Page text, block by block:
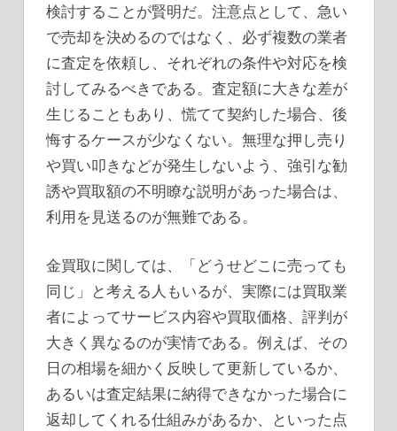
検討することが賢明だ。注意点として、急い
で売却を決めるのではなく、必ず複数の業者
に査定を依頼し、それぞれの条件や対応を検
討してみるべきである。査定額に大きな差が
生じることもあり、慌てて契約した場合、後
悔するケースが少なくない。無理な押し売り
や買い叩きなどが発生しないよう、強引な勧
誘や買取額の不明瞭な説明があった場合は、
利用を見送るのが無難である。
金買取に関しては、「どうせどこに売っても
同じ」と考える人もいるが、実際には買取業
者によってサービス内容や買取価格、評判が
大きく異なるのが実情である。例えば、その
日の相場を細かく反映して更新しているか、
あるいは査定結果に納得できなかった場合に
返却してくれる仕組みがあるか、といった点